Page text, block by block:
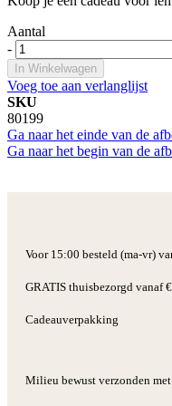
Aantal
-
In Winkelwagen
Voeg toe aan verlanglijst
SKU
80199
Ga naar het einde van de
Ga naar het begin van de
Voor 15:00 besteld (ma-vr)
GRATIS thuisbezorgd vanaf
Cadeauverpakking
Milieu bewust verzonden